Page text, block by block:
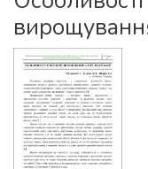
Statistics